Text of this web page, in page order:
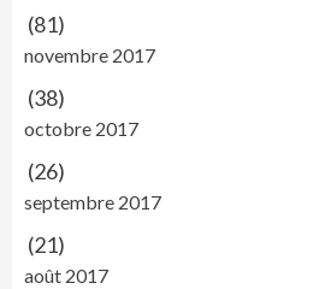
(81)
novembre 2017
(38)
octobre 2017
(26)
septembre 2017
(21)
août 2017